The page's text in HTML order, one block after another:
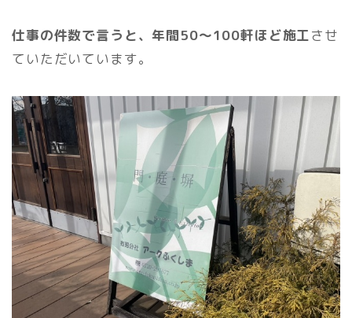
仕事の件数で言うと、年間50〜100軒ほど施工させ
ていただいています。